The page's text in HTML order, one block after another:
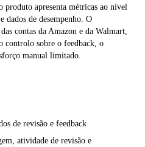
produto apresenta métricas ao nível
dados de desempenho. O
contas da Amazon e da Walmart,
controlo sobre o feedback, o
manual limitado.
de revisão e feedback
atividade de revisão e